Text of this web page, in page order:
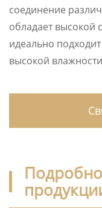
соединение
обладает высокой
идеально
высокой